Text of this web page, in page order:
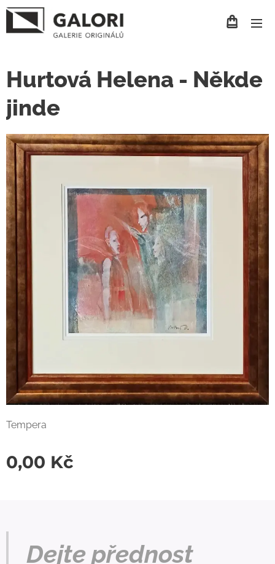
Hurtová Helena - Někde
jinde
Tempera
0,00 Kč
Dejte přednost